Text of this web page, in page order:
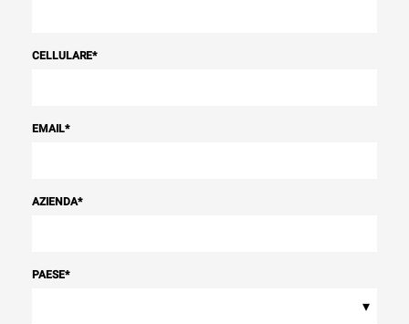
CELLULARE*
EMAIL*
AZIENDA*
PAESE*
▾